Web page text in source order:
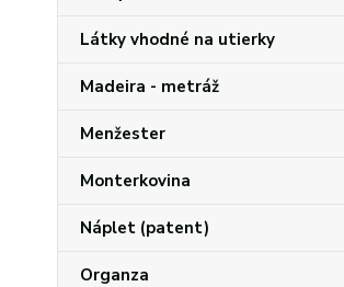
Látky vhodné na utierky
Madeira - metráž
Menžester
Monterkovina
Náplet (patent)
Organza